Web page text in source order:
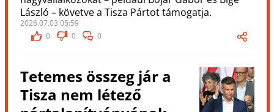
László – követve a Tisza Pártot támogatja.
2026.07.03 05:59
0
0 0
Tetemes összeg jár a
Tisza nem létező